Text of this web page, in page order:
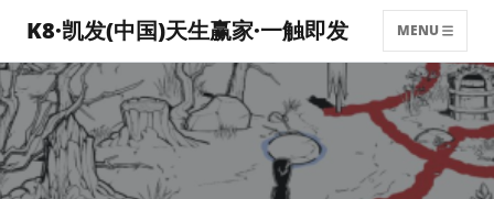
K8·凯发(中国)天生赢家·一触即发 MENU